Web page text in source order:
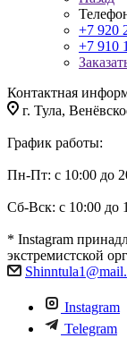
+7 920
+7 910
Контактная
г. Тула,
График работы:
Пн-Пт: с 10:00 до
Сб-Вск: с 10:00 до
* Instagram
экстремистской
Instagram
Telegram